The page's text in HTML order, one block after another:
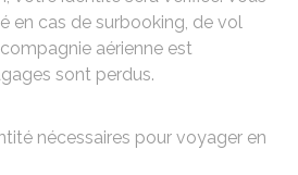
en cas de surbooking, de vol
aérienne est
sont perdus.
nécessaires pour voyager en